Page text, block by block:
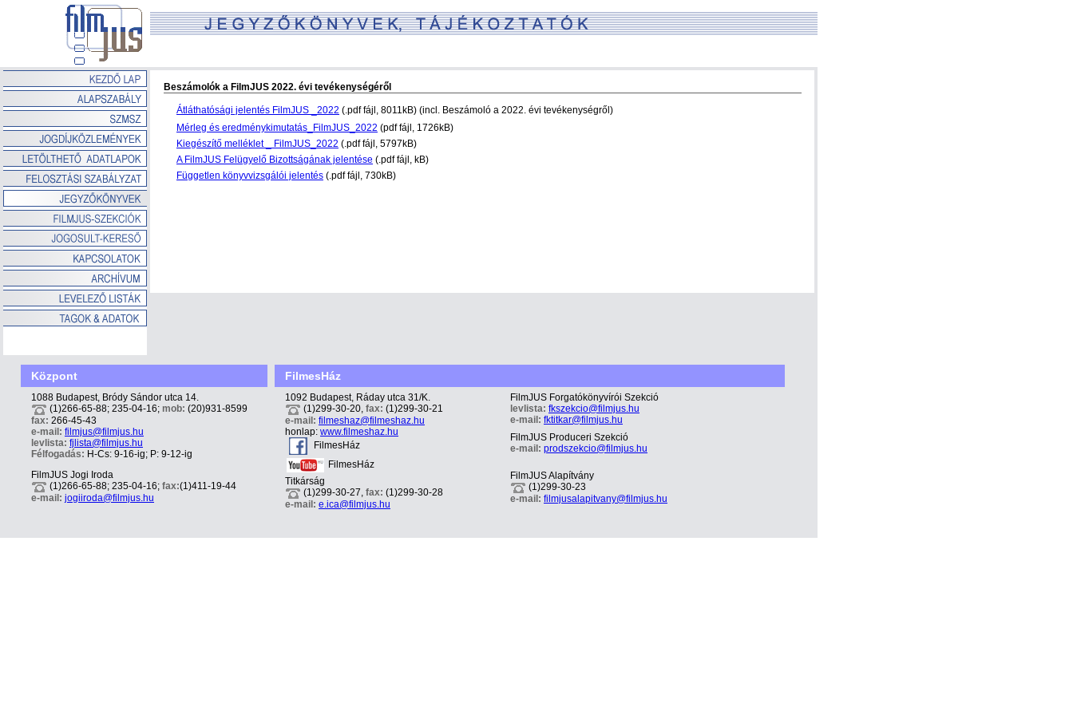
Beszámolók a FilmJUS 2022. évi tevékenységéről
Átláthatósági jelentés FilmJUS _2022 (.pdf fájl, 8011kB) (incl. Beszámoló a 2022. évi tevékenységről)
Mérleg és eredménykimutatás_FilmJUS_2022 (pdf fájl, 1726kB)
Kiegészítő melléklet _ FilmJUS_2022 (.pdf fájl, 5797kB)
A FilmJUS Felügyelő Bizottságának jelentése (.pdf fájl, kB)
Független könyvvizsgálói jelentés (.pdf fájl, 730kB)
Központ FilmesHáz
1088 Budapest, Bródy Sándor utca 14.
(1)266-65-88; 235-04-16; mob: (20)931-8599
fax: 266-45-43
e-mail: filmjus@filmjus.hu
levlista: fjlista@filmjus.hu
Félfogadás: H-Cs: 9-16-ig; P: 9-12-ig
FilmJUS Jogi Iroda
(1)266-65-88; 235-04-16; fax:(1)411-19-44
e-mail: jogiiroda@filmjus.hu
1092 Budapest, Ráday utca 31/K.
(1)299-30-20, fax: (1)299-30-21
e-mail: filmeshaz@filmeshaz.hu
honlap: www.filmeshaz.hu
FilmesHáz
FilmesHáz
Titkárság
(1)299-30-27, fax: (1)299-30-28
e-mail: e.ica@filmjus.hu
FilmJUS Forgatókönyvírói Szekció
levlista: fkszekcio@filmjus.hu
e-mail: fktitkar@filmjus.hu
FilmJUS Produceri Szekció
e-mail: prodszekcio@filmjus.hu
FilmJUS Alapítvány
(1)299-30-23
e-mail: filmjusalapitvany@filmjus.hu